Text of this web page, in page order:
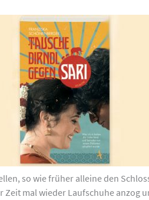
so wie früher alleine den
Zeit mal wieder Laufschuhe anzog